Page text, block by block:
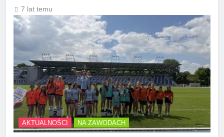
7 lat temu
AKTUALNOŚCI NA ZAWODACH